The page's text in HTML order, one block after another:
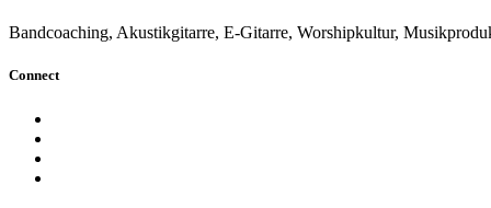
Bandcoaching, Akustikgitarre, E-Gitarre, Worshipkultur,
Connect